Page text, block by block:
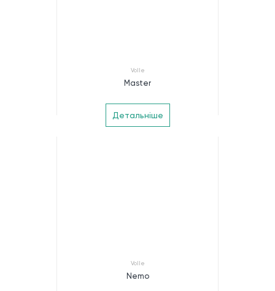
Volle
Master
Детальніше
Volle
Nemo